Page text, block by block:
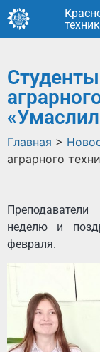
Главная >
аграрного
неделю и
февраля.